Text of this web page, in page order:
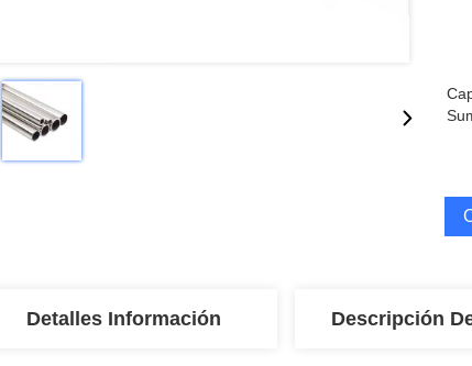
Detalles Información Descripción